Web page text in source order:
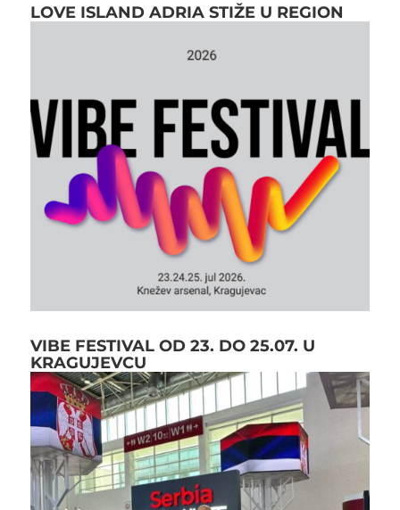
LOVE ISLAND ADRIA STIŽE U REGION
VIBE FESTIVAL OD 23. DO 25.07. U
KRAGUJEVCU